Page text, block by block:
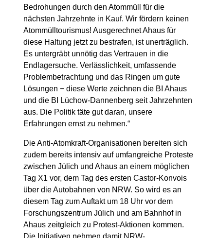
Bedrohungen durch den Atommüll für die
nächsten Jahrzehnte in Kauf. Wir fördern keinen
Atommülltourismus! Ausgerechnet Ahaus für
diese Haltung jetzt zu bestrafen, ist unerträglich.
Es untergräbt unnötig das Vertrauen in die
Endlagersuche. Verlässlichkeit, umfassende
Problembetrachtung und das Ringen um gute
Lösungen − diese Werte zeichnen die BI Ahaus
und die BI Lüchow-Dannenberg seit Jahrzehnten
aus. Die Politik täte gut daran, unsere
Erfahrungen ernst zu nehmen.“
Die Anti-Atomkraft-Organisationen bereiten sich
zudem bereits intensiv auf umfangreiche Proteste
zwischen Jülich und Ahaus an einem möglichen
Tag X1 vor, dem Tag des ersten Castor-Konvois
über die Autobahnen von NRW. So wird es an
diesem Tag zum Auftakt um 18 Uhr vor dem
Forschungszentrum Jülich und am Bahnhof in
Ahaus zeitgleich zu Protest-Aktionen kommen.
Die Initiativen nehmen damit NRW-